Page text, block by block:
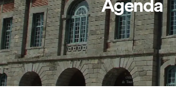
Agenda